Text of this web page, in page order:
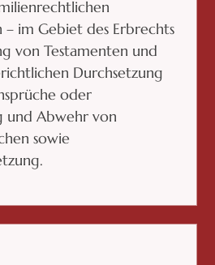
im Gebiet des Erbrechts
von Testamenten und
Durchsetzung
oder
und Abwehr von
sowie